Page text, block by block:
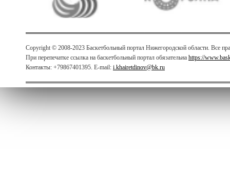
Copyright © 2008-2023 Баскетбольный портал Нижегородской области. Все
При перепечатке ссылка на баскетбольный портал обязательна https://
Контакты: +79867401395. E-mail: i.khairetdinov@bk.ru